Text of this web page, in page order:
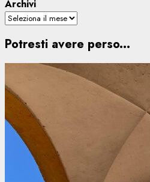
Archivi
Potresti avere perso...